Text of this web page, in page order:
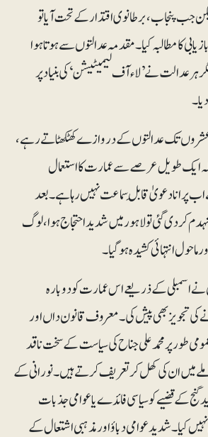
جب پنجاب، برطانوی اقتدار کے تحت آیا تو
کا مطالبہ کیا۔ مقدمہ عدالتوں سے ہوتا ہوا
ہر عدالت نے’لاء آف لیمیٹیشن‘کی بنیاد پر
عشروں تک عدالتوں کے دروازے کھٹکھٹاتے رہے،
ایک طویل عرصے سے عمارت کا استعمال
پرانا دعویٰ قابلِ سماعت نہیں رہا ہے۔ بعد
کردی گئی تو لاہور میں شدید احتجاج ہوا، لوگ
انتہائی کشیدہ ہوگیا۔
اسمبلی کے ذریعے اس عمارت کو دوبارہ
تجویز بھی پیش کی۔ معروف قانون داں اور
طور پر محمد علی جناح کی سیاست کے سخت ناقد
میں ان کی کھل کر تعریف کرتے ہیں۔ نورانی کے
کے قضیے کو سیاسی فائدے یا عوامی جذبات
کیا۔ شدید عوامی دباؤ اور مذہبی اشتعال کے